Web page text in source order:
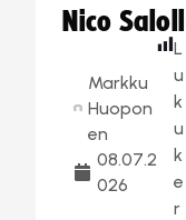
Nico
Markku
Huopon
en
08.07.2
026
L
u
k
u
k
e
r